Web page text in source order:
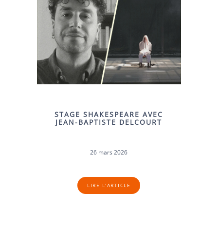
STAGE SHAKESPEARE AVEC
JEAN-BAPTISTE DELCOURT
26 mars 2026
LIRE L'ARTICLE